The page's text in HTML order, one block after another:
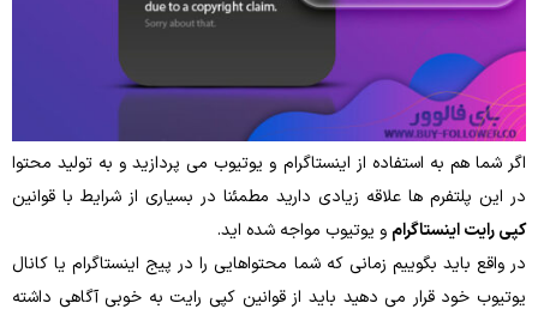
اگر شما هم به استفاده از اینستاگرام و یوتیوب می ‌پردازید و به تولید محتوا
در این پلتفرم ‌ها علاقه زیادی دارید مطمئنا در بسیاری از شرایط با قوانین
کپی ‌رایت اینستاگرام و یوتیوب مواجه شده‌ اید.
در واقع باید بگوییم زمانی‌ که شما محتواهایی را در پیج اینستاگرام یا کانال
یوتیوب خود قرار می ‌دهید باید از قوانین کپی‌ رایت به‌ خوبی آگاهی داشته